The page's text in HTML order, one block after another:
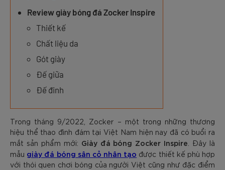
Review giày bóng đá Zocker Inspire
Thiết kế
Chất liệu da
Gót giày
Đế giữa
Đế đinh
Trong tháng 9/2022, Zocker – một trong những thương
hiệu thể thao đình đám tại Việt Nam hiện nay đã có buổi ra
mắt sản phẩm mới: Giày đá bóng Zocker Inspire . Đây là
mẫu giày đá bóng sân cỏ nhân tạo được thiết kế phù hợp
với thói quen chơi bóng của người Việt cũng như đặc điểm